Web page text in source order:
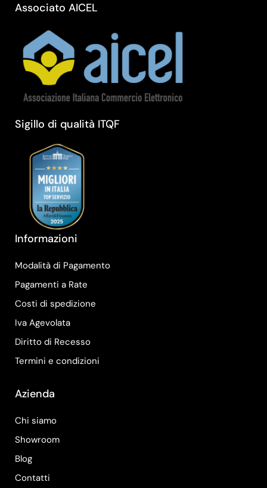
Associato AICEL
Sigillo di qualità ITQF
Informazioni
Modalità di Pagamento
Pagamenti a Rate
Costi di spedizione
Iva Agevolata
Diritto di Recesso
Termini e condizioni
Azienda
Chi siamo
Showroom
Blog
Contatti